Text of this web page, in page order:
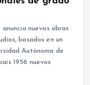
nuevas obras
basados en un
Autónoma de
1956 nuevos